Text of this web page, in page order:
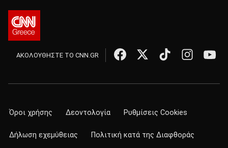
ΑΚΟΛΟΥΘΗΣΤΕ ΤΟ CNN.GR
Όροι χρήσης Δεοντολογία Ρυθμίσεις Cookies
Δήλωση εχεμύθειας Πολιτική κατά της Διαφθοράς